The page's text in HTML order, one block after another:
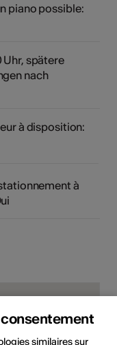
piano possible:
spätere
nach
à disposition:
à
consentement
similaires sur